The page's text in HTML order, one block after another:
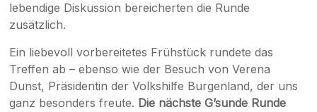
lebendige Diskussion bereicherten die Runde
zusätzlich.
Ein liebevoll vorbereitetes Frühstück rundete das
Treffen ab – ebenso wie der Besuch von Verena
Dunst, Präsidentin der Volkshilfe Burgenland, der uns
ganz besonders freute. Die nächste G’sunde Runde